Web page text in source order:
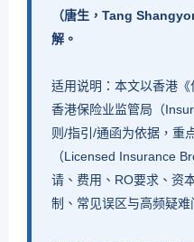
保险相关（唐生，Tang
解。
适用说明：本文以香港
香港保险业监管局（
则/指引/通函为依据，重
（Licensed Insurance
请、费用、RO要求、资
制、常见误区与高频疑难